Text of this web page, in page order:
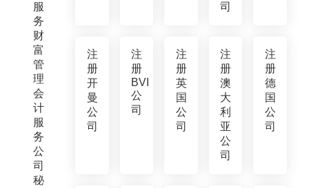
服
务
财
富
管
理
会
计
服
务
公
司
秘
司
注
册
开
曼
公
司
注
册
BVI
公
司
注
册
英
国
公
司
注
册
澳
大
利
亚
公
司
注
册
德
国
公
司